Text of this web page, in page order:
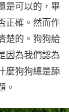
是可以的，畢
正確。然而作
楚的。狗狗給
因為我們認為
麼狗狗總是舔
。